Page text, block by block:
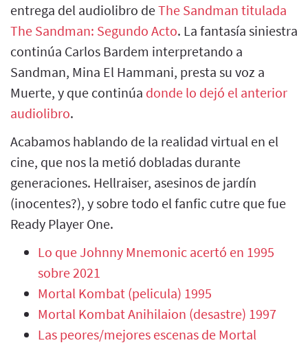
entrega del audiolibro deThe Sandman titulada
The Sandman: Segundo Acto. La fantasía siniestra
continúa Carlos Bardem interpretando a
Sandman, Mina El Hammani, presta su voz a
Muerte, y que continúa donde lo dejó el anterior
audiolibro.
Acabamos hablando de la realidad virtual en el
cine, que nos la metió dobladas durante
generaciones. Hellraiser, asesinos de jardín
(inocentes?), y sobre todo el fanfic cutre que fue
Ready Player One.
Lo que Johnny Mnemonic acertó en 1995
sobre 2021
Mortal Kombat (pelicula) 1995
Mortal Kombat Anihilaion (desastre) 1997
Las peores/mejores escenas de Mortal